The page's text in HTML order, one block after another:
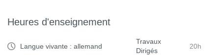
Heures d'enseignement
Langue vivante : allemand
Travaux
Dirigés
20h